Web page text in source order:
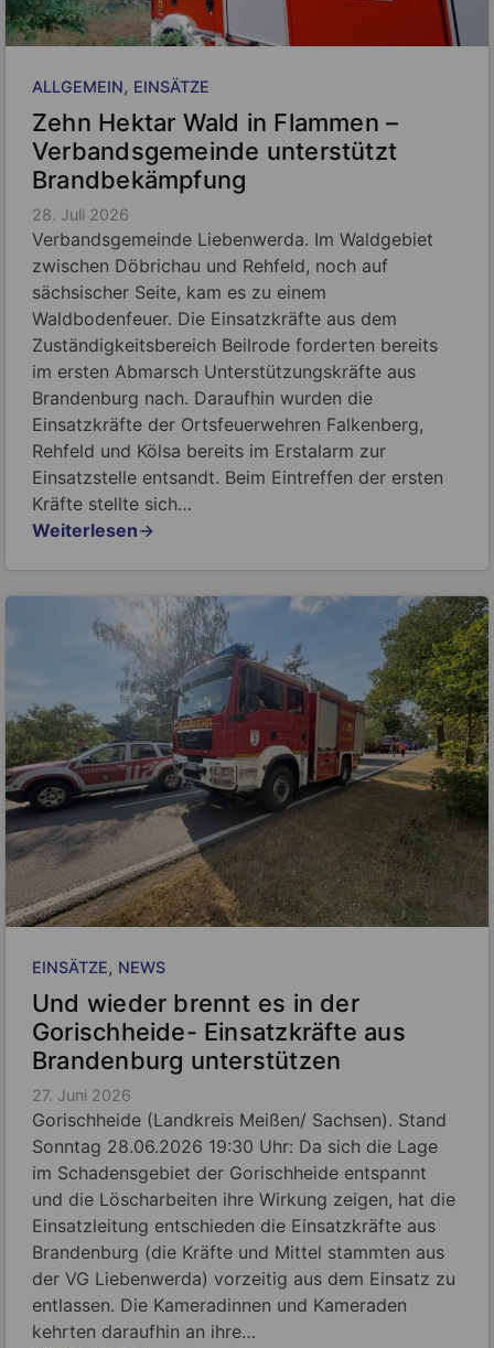
ALLGEMEIN, EINSÄTZE
Zehn Hektar Wald in Flammen –
Verbandsgemeinde unterstützt
Brandbekämpfung
28. Juli 2026
Verbandsgemeinde Liebenwerda. Im Waldgebiet
zwischen Döbrichau und Rehfeld, noch auf
sächsischer Seite, kam es zu einem
Waldbodenfeuer. Die Einsatzkräfte aus dem
Zuständigkeitsbereich Beilrode forderten bereits
im ersten Abmarsch Unterstützungskräfte aus
Brandenburg nach. Daraufhin wurden die
Einsatzkräfte der Ortsfeuerwehren Falkenberg,
Rehfeld und Kölsa bereits im Erstalarm zur
Einsatzstelle entsandt. Beim Eintreffen der ersten
Kräfte stellte sich…
Weiterlesen→
EINSÄTZE, NEWS
Und wieder brennt es in der
Gorischheide- Einsatzkräfte aus
Brandenburg unterstützen
27. Juni 2026
Gorischheide (Landkreis Meißen/ Sachsen). Stand
Sonntag 28.06.2026 19:30 Uhr: Da sich die Lage
im Schadensgebiet der Gorischheide entspannt
und die Löscharbeiten ihre Wirkung zeigen, hat die
Einsatzleitung entschieden die Einsatzkräfte aus
Brandenburg (die Kräfte und Mittel stammten aus
der VG Liebenwerda) vorzeitig aus dem Einsatz zu
entlassen. Die Kameradinnen und Kameraden
kehrten daraufhin an ihre…